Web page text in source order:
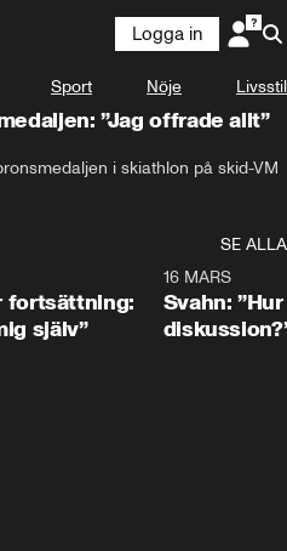
Logga in
Sport Nöje Livsstil
”Jag offrade allt”
i skiathlon på skid-VM
SE ALLA
fortsättning:
själv”
16 MARS
Svahn: